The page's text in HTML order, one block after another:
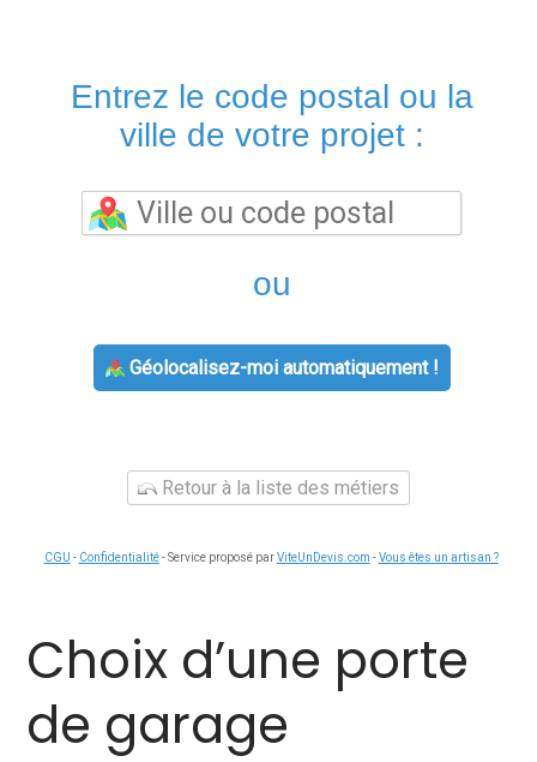
Entrez le code postal ou la
ville de votre projet :
ou
Géolocalisez-moi automatiquement !
Retour à la liste des métiers
CGU - Confidentialité- Service proposé parViteUnDevis.com -Vous êtes un artisan ?
Choix d’une porte
de garage